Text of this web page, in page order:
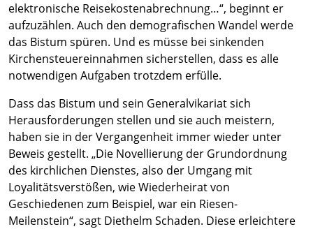
elektronische Reisekostenabrechnung…“, beginnt er
aufzuzählen. Auch den demografischen Wandel werde
das Bistum spüren. Und es müsse bei sinkenden
Kirchensteuereinnahmen sicherstellen, dass es alle
notwendigen Aufgaben trotzdem erfülle.
Dass das Bistum und sein Generalvikariat sich
Herausforderungen stellen und sie auch meistern,
haben sie in der Vergangenheit immer wieder unter
Beweis gestellt. „Die Novellierung der Grundordnung
des kirchlichen Dienstes, also der Umgang mit
Loyalitätsverstößen, wie Wiederheirat von
Geschiedenen zum Beispiel, war ein Riesen-
Meilenstein“, sagt Diethelm Schaden. Diese erleichtere